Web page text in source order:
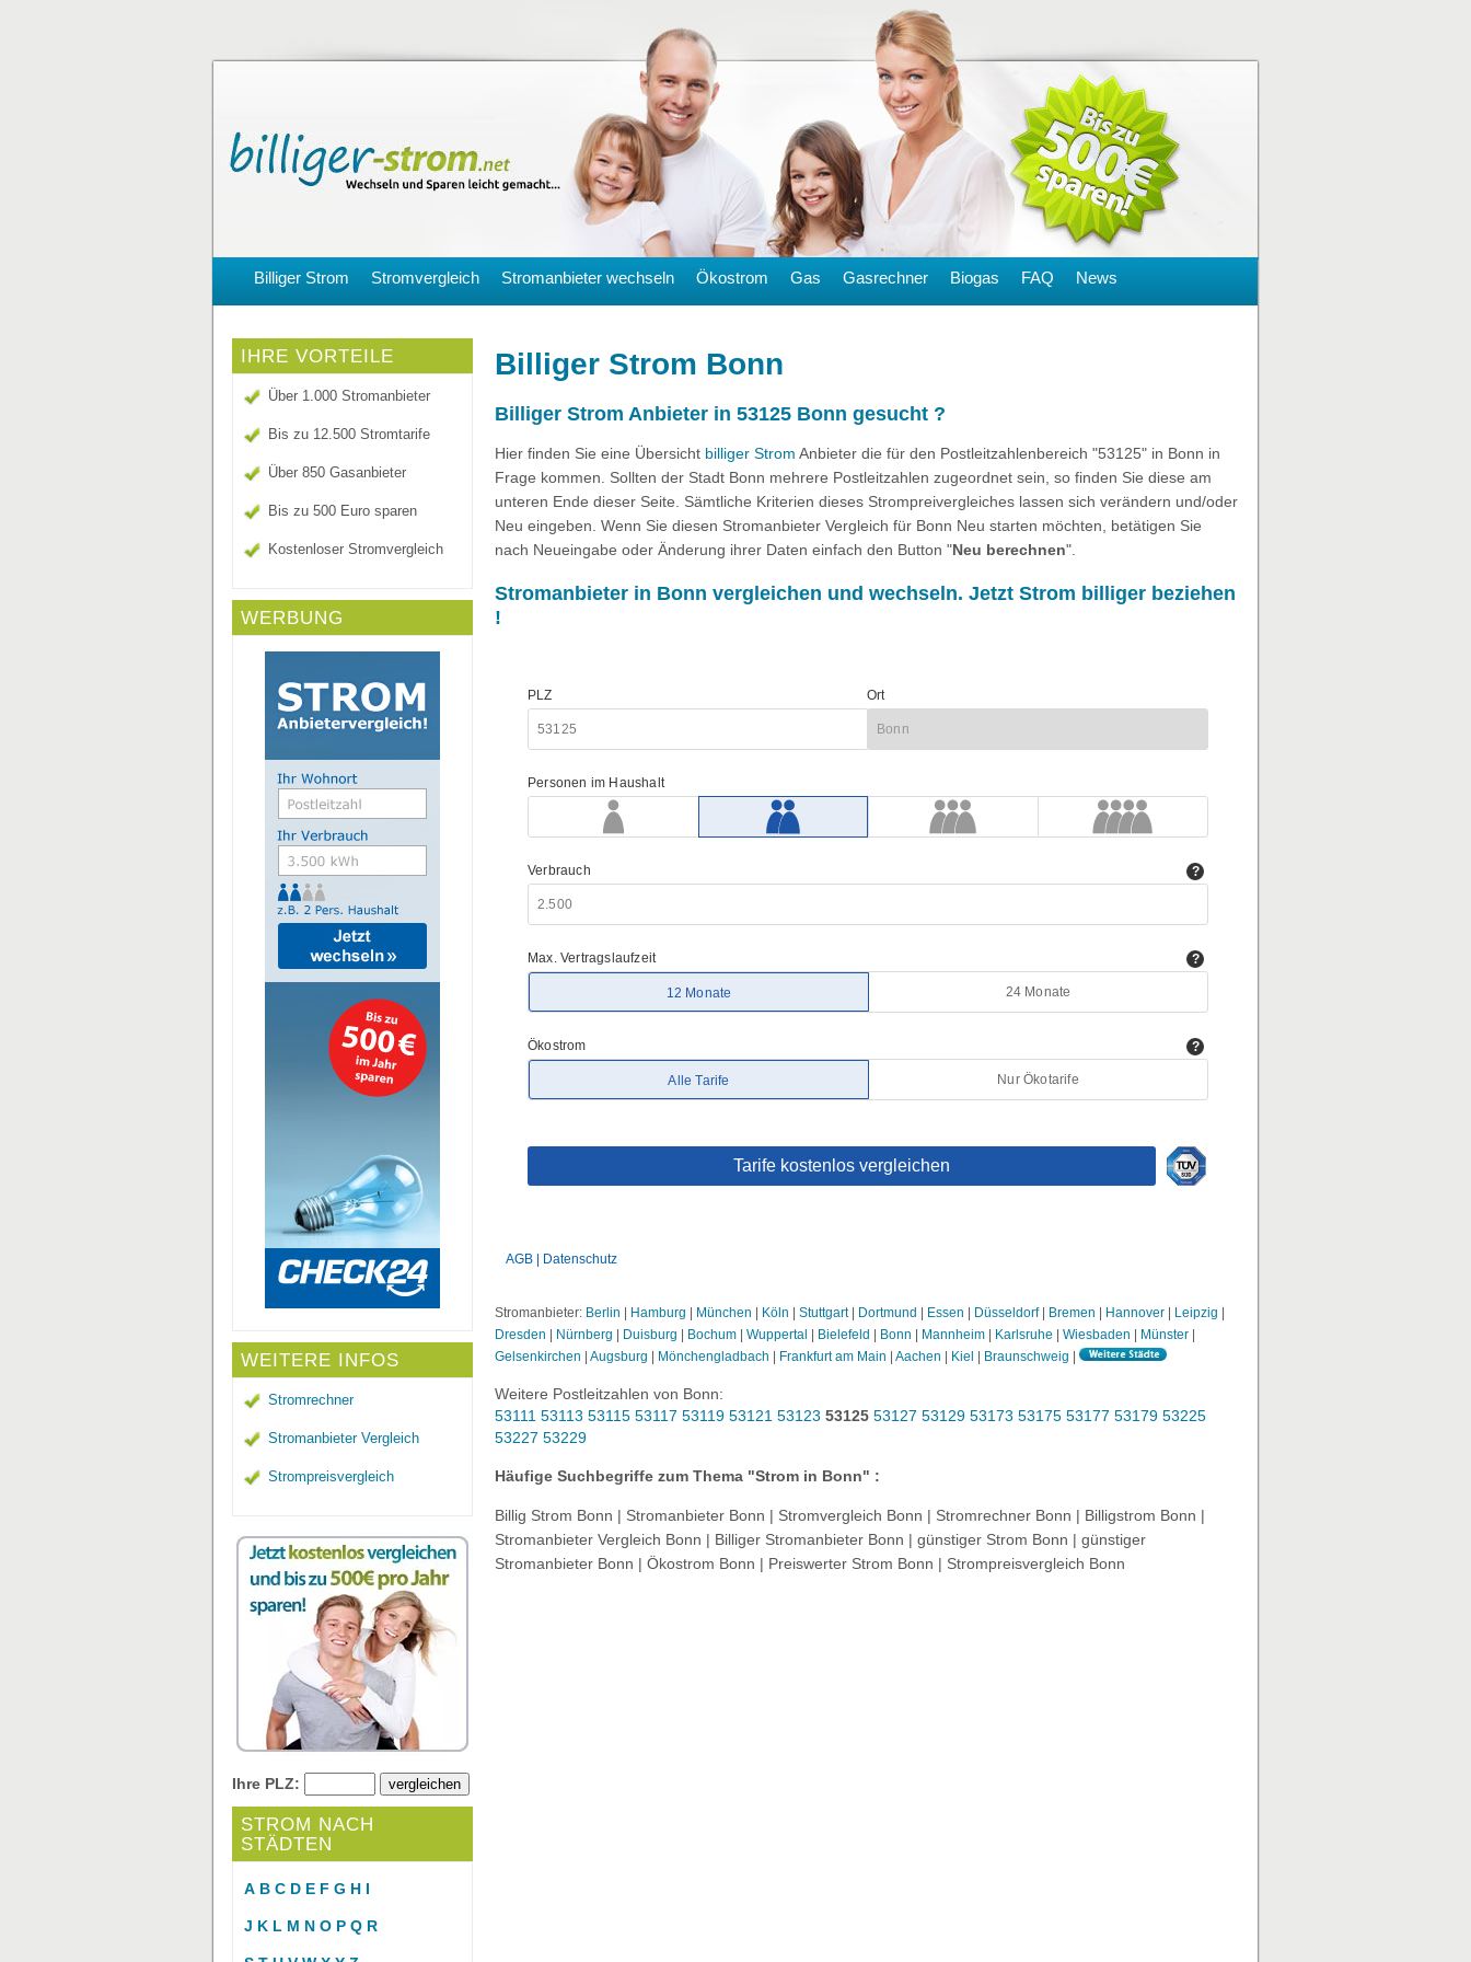
Billiger Strom Stromvergleich Stromanbieter wechseln Ökostrom Gas Gasrechner Biogas FAQ News
IHRE VORTEILE
Über 1.000 Stromanbieter
Bis zu 12.500 Stromtarife
Über 850 Gasanbieter
Bis zu 500 Euro sparen
Kostenloser Stromvergleich
WERBUNG
WEITERE INFOS
Stromrechner
Stromanbieter Vergleich
Strompreisvergleich
Ihre PLZ:
STROM NACH
STÄDTEN
A B C D E F G H I
J K L M N O P Q R
Billiger Strom Bonn
Billiger Strom Anbieter in 53125 Bonn gesucht ?
Hier finden Sie eine Übersicht billiger Strom Anbieter die für den Postleitzahlenbereich "53125" in Bonn in
Frage kommen. Sollten der Stadt Bonn mehrere Postleitzahlen zugeordnet sein, so finden Sie diese am
unteren Ende dieser Seite. Sämtliche Kriterien dieses Strompreivergleiches lassen sich verändern und/oder
Neu eingeben. Wenn Sie diesen Stromanbieter Vergleich für Bonn Neu starten möchten, betätigen Sie
nach Neueingabe oder Änderung ihrer Daten einfach den Button "Neu berechnen".
Stromanbieter in Bonn vergleichen und wechseln. Jetzt Strom billiger beziehen
!
Stromanbieter: Berlin Hamburg München Köln Stuttgart| Dortmund Essen Düsseldorf| Bremen Hannover Leipzig
Dresden
Nürnberg Duisburg Bochum Wuppertal Bielefeld Bonn Mannheim Karlsruhe Wiesbaden Münster
Gelsenkirchen
Augsburg Mönchengladbach Frankfurt am Main Aachen Kiel Braunschweig
Weitere Postleitzahlen von Bonn:
53111 53113 53115 53117 53119 53121 53123 53125 53127 53129 53173 53175 53177 53179 53225
53227 53229
Häufige Suchbegriffe zum Thema "Strom in Bonn" :
Billig Strom Bonn | Stromanbieter Bonn | Stromvergleich Bonn | Stromrechner Bonn | Billigstrom Bonn |
Stromanbieter Vergleich Bonn | Billiger Stromanbieter Bonn | günstiger Strom Bonn | günstiger
Stromanbieter Bonn | Ökostrom Bonn | Preiswerter Strom Bonn | Strompreisvergleich Bonn